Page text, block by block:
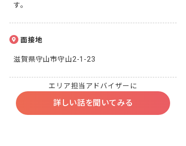
す。
面接地
滋賀県守山市守山2-1-23
エリア担当アドバイザーに
詳しい話を聞いてみる